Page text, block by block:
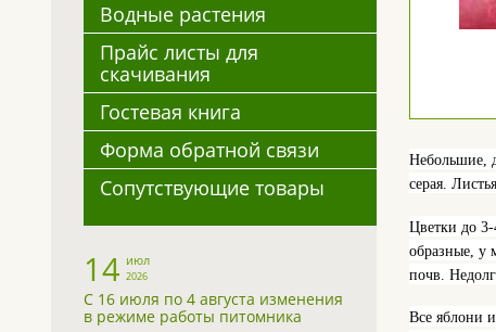
Водные растения
Прайс листы для
скачивания
Гостевая книга
Форма обратной связи
Сопутствующие товары
14 июл
2026
С 16 июля по 4 августа изменения
в режиме работы питомника
Небольшие,
серая.
Цветки до 3-
образные, у
почв.
Все яблони